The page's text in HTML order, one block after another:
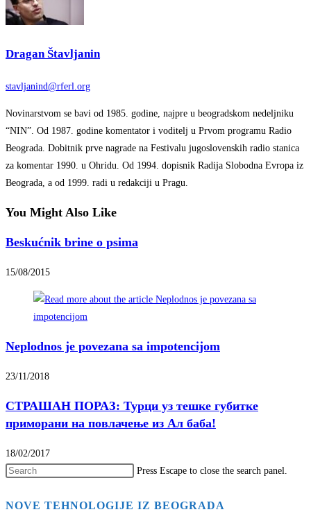
Dragan Štavljanin
stavljanind@rferl.org
Novinarstvom se bavi od 1985. godine, najpre u beogradskom nedeljniku
“NIN”. Od 1987. godine komentator i voditelj u Prvom programu Radio
Beograda. Dobitnik prve nagrade na Festivalu jugoslovenskih radio stanica
za komentar 1990. u Ohridu. Od 1994. dopisnik Radija Slobodna Evropa iz
Beograda, a od 1999. radi u redakciji u Pragu.
You Might Also Like
Beskućnik brine o psima
15/08/2015
Neplodnos je povezana sa impotencijom
23/11/2018
СТРАШАН ПОРАЗ: Турци уз тешке губитке
приморани на повлачење из Ал баба!
18/02/2017
Press Escape to close the search panel.
NOVE TEHNOLOGIJE IZ BEOGRADA